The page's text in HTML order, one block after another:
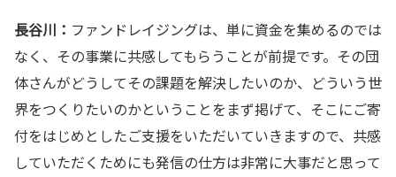
長谷川： ファンドレイジングは、単に資金を集めるのでは
なく、その事業に共感してもらうことが前提です。その団
体さんがどうしてその課題を解決したいのか、どういう世
界をつくりたいのかということをまず掲げて、そこにご寄
付をはじめとしたご支援をいただいていきますので、共感
していただくためにも発信の仕方は非常に大事だと思って